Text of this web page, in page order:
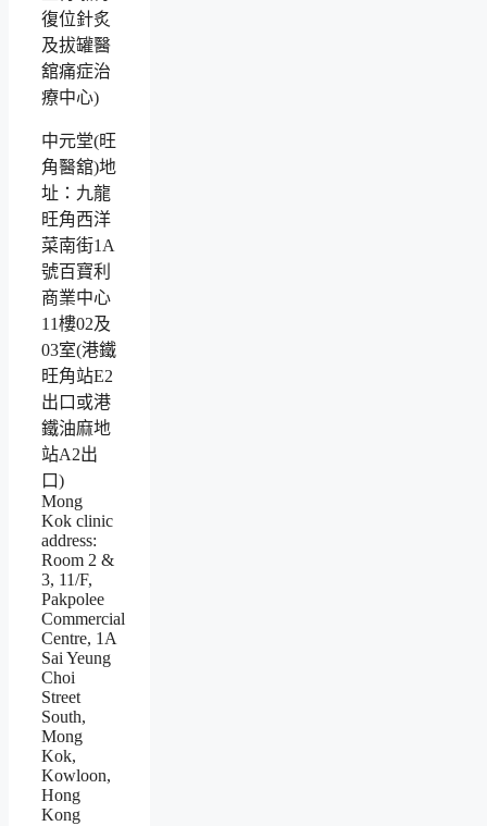
中元堂(旺
角醫舘)地
址：九龍
旺角西洋
菜南街1A
號百寶利
商業中心
11樓02及
03室(港鐵
旺角站E2
出口或港
鐵油麻地
站A2出
口)
Mong
Kok clinic
address:
Room 2 &
3, 11/F,
Pakpolee
Commercial
Centre, 1A
Sai Yeung
Choi
Street
South,
Mong
Kok,
Kowloon,
Hong
Kong